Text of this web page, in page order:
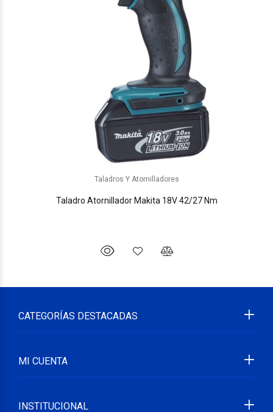
Taladros Y Atornilladores
Taladro Atornillador Makita 18V 42/27 Nm
CATEGORÍAS DESTACADAS
MI CUENTA
INSTITUCIONAL